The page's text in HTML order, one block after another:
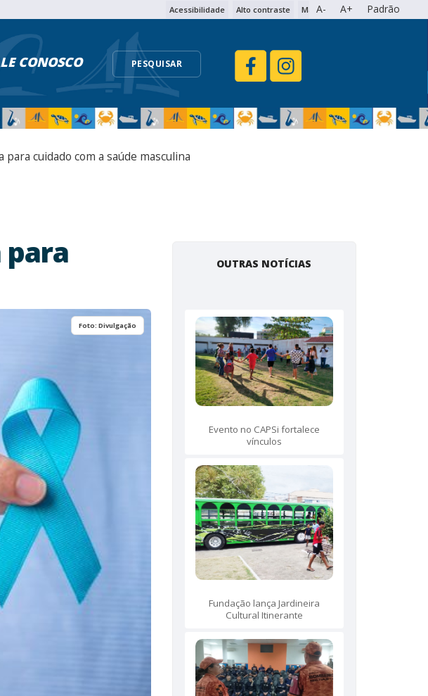
A- A+ Padrão
Acessibilidade Alto contraste Mapa do site
CONOSCO PESQUISAR
cuidado com a saúde masculina
Foto: Divulgação
OUTRAS NOTÍCIAS
Evento no CAPSi fortalece
vínculos
Fundação lança Jardineira
Cultural Itinerante